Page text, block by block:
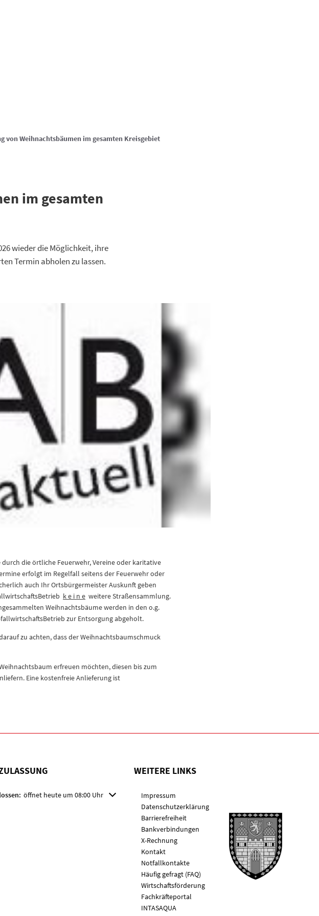
von Weihnachtsbäumen im gesamten Kreisgebiet
im gesamten
wieder die Möglichkeit, ihre
Termin abholen zu lassen.
die örtliche Feuerwehr, Vereine oder karitative
erfolgt im Regelfall seitens der Feuerwehr oder
auch Ihr Ortsbürgermeister Auskunft geben
k e i n e weitere Straßensammlung.
Weihnachtsbäume werden in den o.g.
zur Entsorgung abgeholt.
zu achten, dass der Weihnachtsbaumschmuck
erfreuen möchten, diesen bis zum
Eine kostenfreie Anlieferung ist
um weitere Öffnungs- oder Schließzeiten auszublenden
öffnet heute um 08:00 Uhr
WEITERE LINKS
Impressum
Datenschutzerklärung
Barrierefreiheit
Bankverbindungen
X-Rechnung
Kontakt
Notfallkontakte
Häufig gefragt (FAQ)
Wirtschaftsförderung
Fachkräfteportal
INTASAQUA